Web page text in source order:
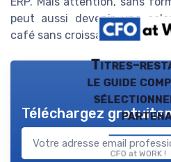
peut aussi devenir une
café sans croissant!
Titres-
le guide
CFO at WORK
Téléchargez